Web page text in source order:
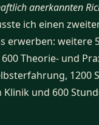
anerkannten
ich einen
erwerben: weitere
Theorie- und
1200
Klinik und 600